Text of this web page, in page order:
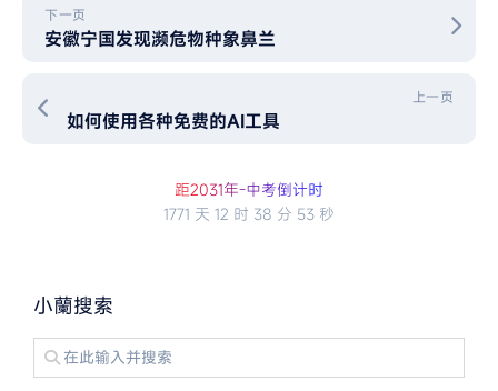
下一页
安徽宁国发现濒危物种象鼻兰
上一页
如何使用各种免费的AI工具
距2031年-中考倒计时
1771 天 12 时 38 分 53 秒
小蘭搜索